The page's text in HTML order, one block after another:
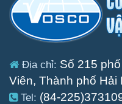
Địa chỉ: Số 215
Viên, Thành phố Hải
Tel: (84-